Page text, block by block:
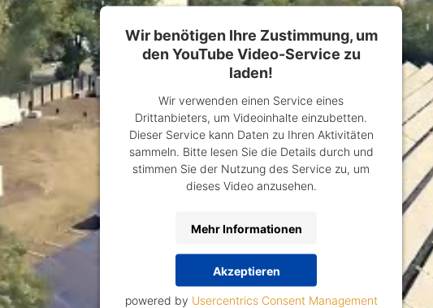
Wir benötigen Ihre Zustimmung, um
den YouTube Video-Service zu
laden!
Wir verwenden einen Service eines
Drittanbieters, um Videoinhalte einzubetten.
Dieser Service kann Daten zu Ihren Aktivitäten
sammeln. Bitte lesen Sie die Details durch und
stimmen Sie der Nutzung des Service zu, um
dieses Video anzusehen.
Mehr Informationen
Akzeptieren
powered by Usercentrics Consent Management